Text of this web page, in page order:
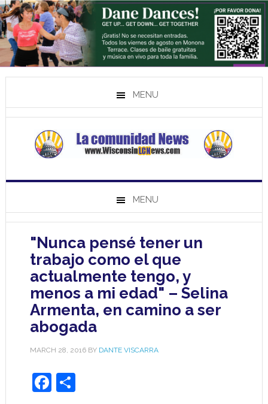
MENU
MENU
"Nunca pensé tener un
trabajo como el que
actualmente tengo, y
menos a mi edad" – Selina
Armenta, en camino a ser
abogada
MARCH 28, 2016BY DANTE VISCARRA
Facebook
Share